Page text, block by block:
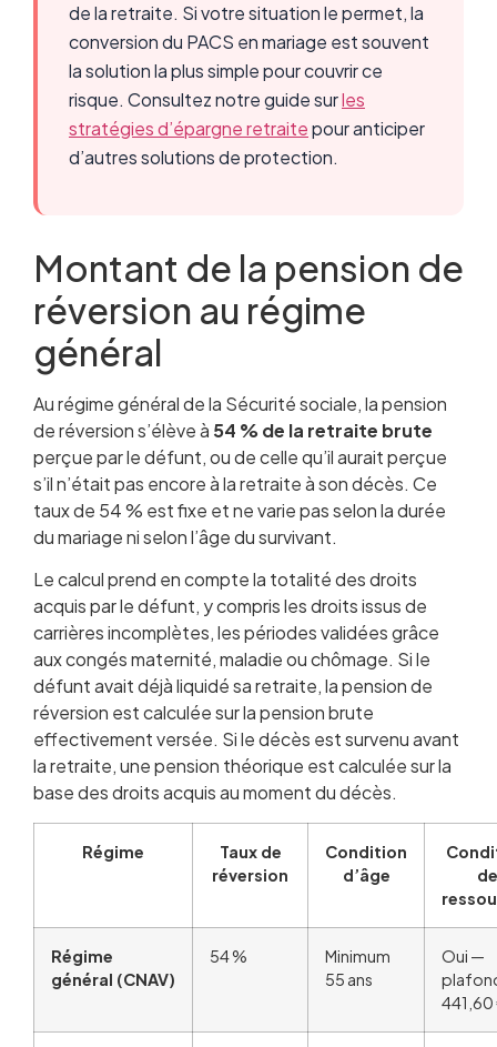
de la retraite. Si votre situation le permet, la
conversion du PACS en mariage est souvent
la solution la plus simple pour couvrir ce
risque. Consultez notre guide surles
stratégies d’épargne retraitepour anticiper
d’autres solutions de protection.
Montant de la pension de
réversion au régime
général
Au régime général de la Sécurité sociale, la pension
de réversion s’élève à 54 % de la retraite brute
perçue par le défunt, ou de celle qu’il aurait perçue
s’il n’était pas encore à la retraite à son décès. Ce
taux de 54 % est fixe et ne varie pas selon la durée
du mariage ni selon l’âge du survivant.
Le calcul prend en compte la totalité des droits
acquis par le défunt, y compris les droits issus de
carrières incomplètes, les périodes validées grâce
aux congés maternité, maladie ou chômage. Si le
défunt avait déjà liquidé sa retraite, la pension de
réversion est calculée sur la pension brute
effectivement versée. Si le décès est survenu avant
la retraite, une pension théorique est calculée sur la
base des droits acquis au moment du décès.
Régime
Taux de
réversion
Condition
d’âge
de
Régime
général (CNAV)
54 %
Minimum
55 ans
Oui —